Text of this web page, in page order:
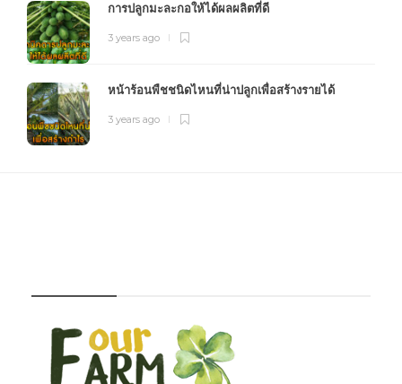
การปลูกมะละกอให้ได้ผลผลิตที่ดี
3 years ago
หน้าร้อนพืชชนิดไหนที่น่าปลูกเพื่อสร้างรายได้
3 years ago